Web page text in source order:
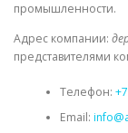
промышленности.
Адрес компании:
представителями
Телефон:
Email: